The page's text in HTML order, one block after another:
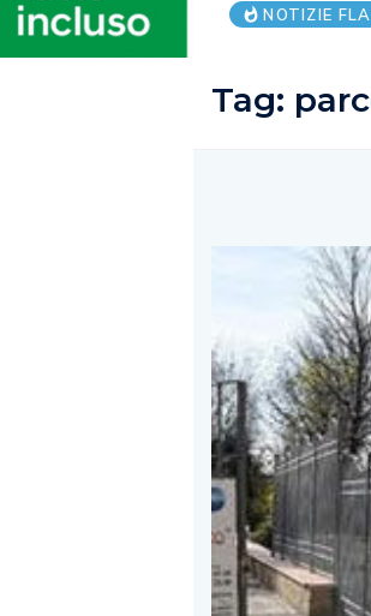
NOTIZIE
Tag: